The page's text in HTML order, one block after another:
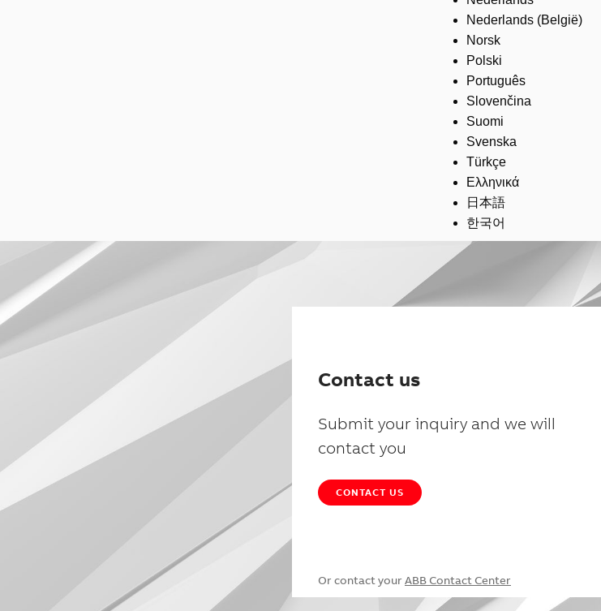
Nederlands (België)
Norsk
Polski
Português
Slovenčina
Suomi
Svenska
Türkçe
Ελληνικά
日本語
한국어
Contact us
Submit your inquiry and we will
contact you
CONTACT US
Or contact your ABB Contact Center